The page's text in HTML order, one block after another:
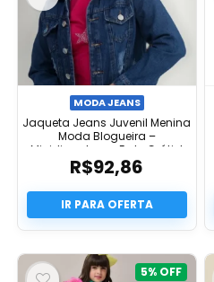
MODA JEANS
Jaqueta Jeans Juvenil Menina
Moda Blogueira –
Minidiva.store – Frete Grátis!
R$92,86
5%